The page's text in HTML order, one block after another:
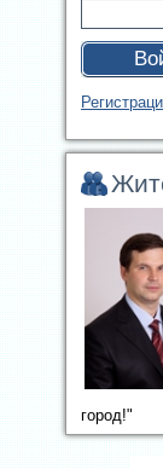
город!"